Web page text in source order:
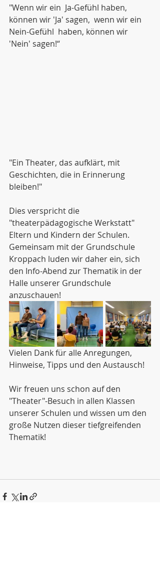
"Wenn wir ein  Ja-Gefühl haben,
können wir 'Ja' sagen,  wenn wir ein
Nein-Gefühl  haben, können wir
'Nein' sagen!“
"Ein Theater, das aufklärt, mit
Geschichten, die in Erinnerung
bleiben!"
Dies verspricht die
"theaterpädagogische Werkstatt"
Eltern und Kindern der Schulen.
Gemeinsam mit der Grundschule
Kroppach luden wir daher ein, sich
den Info-Abend zur Thematik in der
Halle unserer Grundschule
anzuschauen!
Vielen Dank für alle Anregungen,
Hinweise, Tipps und den Austausch!
Wir freuen uns schon auf den
"Theater"-Besuch in allen Klassen
unserer Schulen und wissen um den
große Nutzen dieser tiefgreifenden
Thematik!